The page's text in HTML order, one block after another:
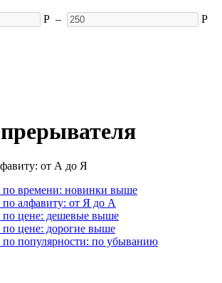
Р – Р
от А до Я
по времени: новинки выше
по алфавиту: от Я до А
по цене: дешевые выше
по цене: дорогие выше
по популярности: по убыванию